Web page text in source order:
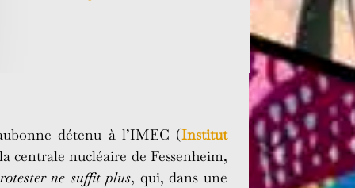
détenu à l’IMEC (Institut
centrale nucléaire de Fessenheim,
ne suffit plus, qui, dans une